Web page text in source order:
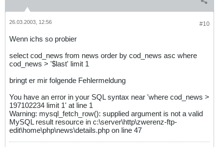
#10
26.03.2003, 12:56
Wenn ichs so probier
select cod_news from news order by cod_news asc where
cod_news > '$last' limit 1
bringt er mir folgende Fehlermeldung
You have an error in your SQL syntax near 'where cod_news >
197102234 limit 1' at line 1
Warning: mysql_fetch_row(): supplied argument is not a valid
MySQL result resource in c:\server\http\zwerenz-ftp-
edit\home\php\news\details.php on line 47